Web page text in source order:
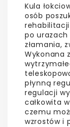
Kula
osób
po
złamania,
Wykonana
płynną
regulacji
całkowita
czemu
wzrostów i